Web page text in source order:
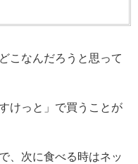
こなんだろうと思って
けっと」で買うことが
、次に食べる時はネッ